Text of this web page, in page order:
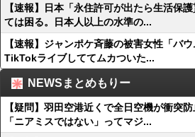
【速報】日本「永住許可が出たら生活保
ては困る。日本人以上の水準の...
【速報】ジャンポケ斉藤の被害女性「バ
TikTokライブしててムカついた...
NEWSまとめもりー
【疑問】羽田空港近くで全日空機が衝突
「ニアミスではない」ってマジ...